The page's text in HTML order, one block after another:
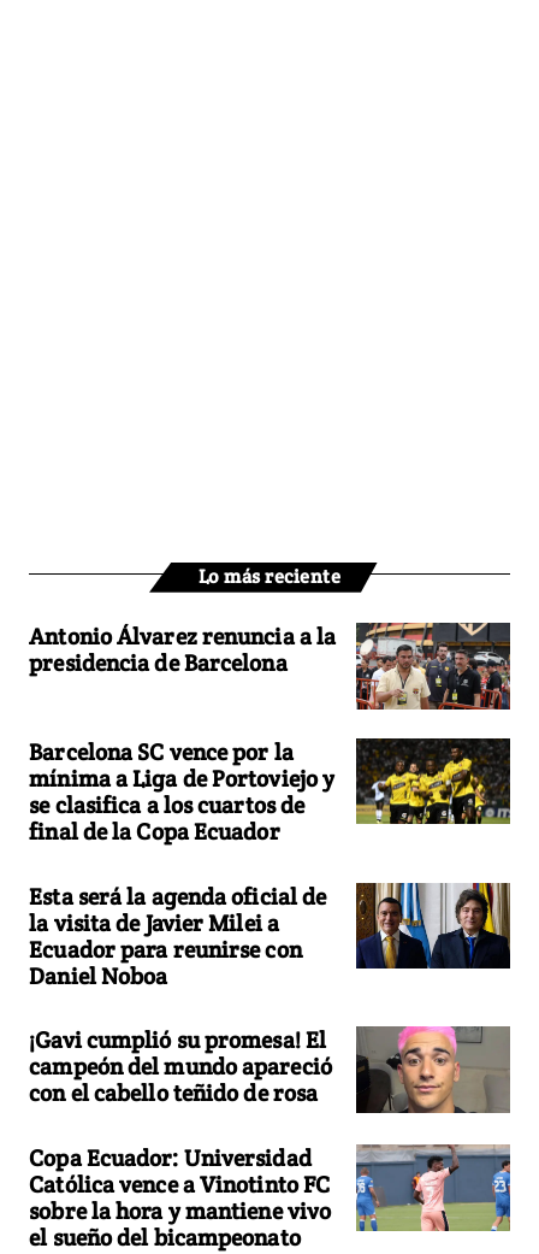
Lo más reciente
Antonio Álvarez renuncia a la
presidencia de Barcelona
Barcelona SC vence por la
mínima a Liga de Portoviejo y
se clasifica a los cuartos de
final de la Copa Ecuador
Esta será la agenda oficial de
la visita de Javier Milei a
Ecuador para reunirse con
Daniel Noboa
¡Gavi cumplió su promesa! El
campeón del mundo apareció
con el cabello teñido de rosa
Copa Ecuador: Universidad
Católica vence a Vinotinto FC
sobre la hora y mantiene vivo
el sueño del bicampeonato